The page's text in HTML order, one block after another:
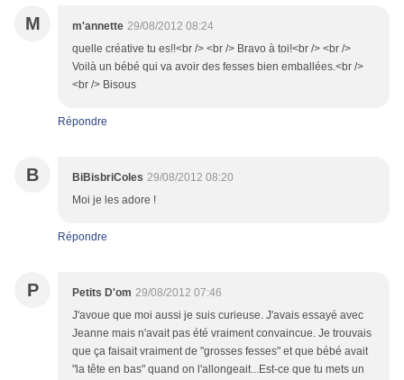
M m'annette 29/08/2012 08:24
quelle créative tu es!!<br /> <br /> Bravo à toi!<br /> <br />
Voilà un bébé qui va avoir des fesses bien emballées.<br />
<br /> Bisous
Répondre
B BiBisbriColes 29/08/2012 08:20
Moi je les adore !
Répondre
P Petits D'om 29/08/2012 07:46
J'avoue que moi aussi je suis curieuse. J'avais essayé avec
Jeanne mais n'avait pas été vraiment convaincue. Je trouvais
que ça faisait vraiment de "grosses fesses" et que bébé avait
"la tête en bas" quand on l'allongeait...Est-ce que tu mets un